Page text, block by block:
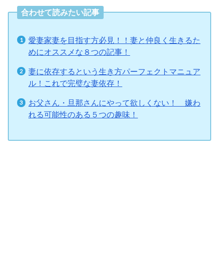
合わせて読みたい記事
愛妻家妻を目指す方必見！！妻と仲良く生きるた
めにオススメな８つの記事！
妻に依存するという生き方パーフェクトマニュア
ル！これで完璧な妻依存！
お父さん・旦那さんにやって欲しくない！ 嫌わ
れる可能性のある５つの趣味！